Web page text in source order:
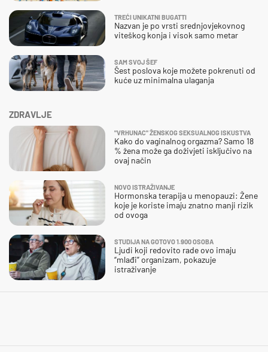
ZDRAVLJE
"VRHUNAC" ŽENSKOG SEKSUALNOG ISKUSTVA
Kako do vaginalnog orgazma? Samo 18
% žena može ga doživjeti isključivo na
ovaj način
NOVO ISTRAŽIVANJE
Hormonska terapija u menopauzi: Žene
koje je koriste imaju znatno manji rizik
od ovoga
STUDIJA NA GOTOVO 1.900 OSOBA
Ljudi koji redovito rade ovo imaju
“mlađi” organizam, pokazuje
istraživanje
TREĆI UNIKATNI BUGATTI
Nazvan je po vrsti srednjovjekovnog
viteškog konja i visok samo metar
SAM SVOJ ŠEF
Šest poslova koje možete pokrenuti od
kuće uz minimalna ulaganja